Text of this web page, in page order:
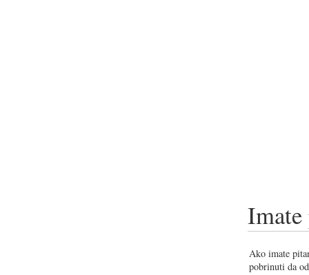
Imate
Ako imate
pobrinuti da